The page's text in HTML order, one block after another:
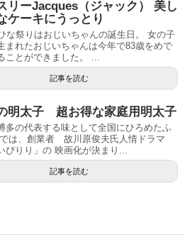
リーJacques（ジャック） 美し
ケーキにうっとり
な祭りはおじいちゃんの誕生日。 女の子
まれたおじいちゃんは今年で83歳をめで
ことができました。 ...
記事を読む
明太子 超お得な家庭用明太子
多の代表する味として全国にひろめたふ
は、創業者 故川原俊夫氏人情ドラマ
ぴりり」の 映画化が決まり...
記事を読む